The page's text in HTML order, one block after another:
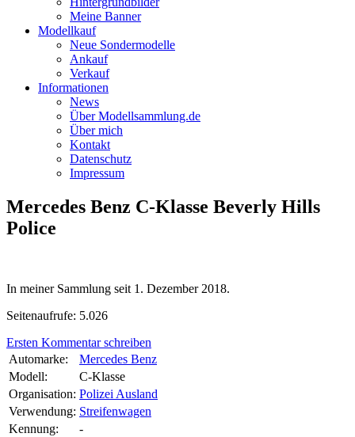
Meine Banner
Modellkauf
Neue Sondermodelle
Ankauf
Verkauf
Informationen
News
Über Modellsammlung.de
Über mich
Kontakt
Datenschutz
Impressum
Mercedes Benz C-Klasse Beverly Hills
Police
In meiner Sammlung seit 1. Dezember 2018.
Seitenaufrufe: 5.026
Ersten Kommentar schreiben
Automarke:
Mercedes Benz
Modell:
C-Klasse
Organisation: Polizei Ausland
Verwendung: Streifenwagen
Kennung:
-